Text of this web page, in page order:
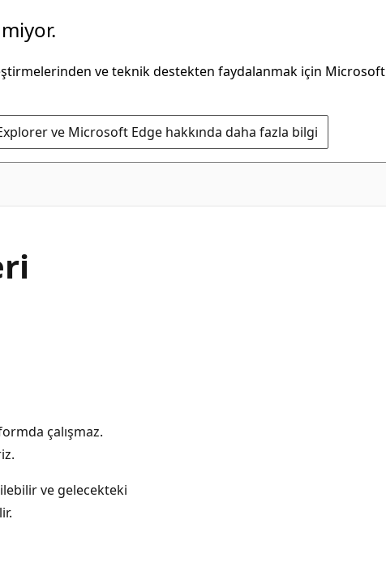
ve teknik destekten faydalanmak için Microsoft
ve Microsoft Edge hakkında daha fazla bilgi
çalışmaz.
ve gelecekteki